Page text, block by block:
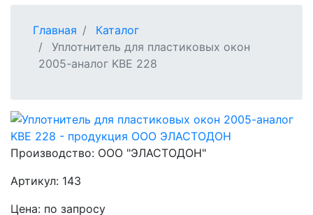
Главная
Каталог
Уплотнитель для пластиковых окон
2005-аналог KBE 228
Производство: ООО "ЭЛАСТОДОН"
Артикул: 143
Цена: по запросу